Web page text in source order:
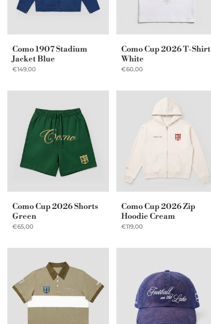
Como 1907 Stadium
Jacket Blue
€149,00
Como Cup 2026 T-Shirt
White
€60,00
Como Cup 2026 Shorts
Green
€65,00
Como Cup 2026 Zip
Hoodie Cream
€119,00